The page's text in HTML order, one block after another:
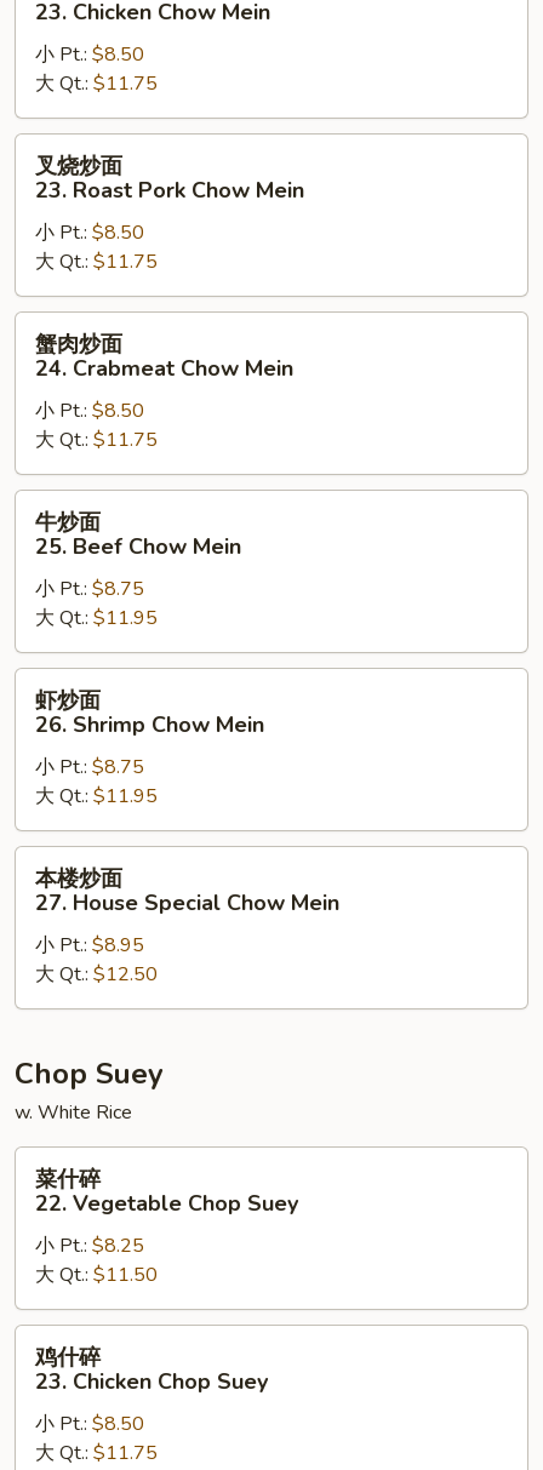
23.
Chicken
Chow
Mein
23. Chicken Chow Mein
小 Pt.: $8.50
大 Qt.: $11.75
23.
Roast
Pork
Chow
Mein
叉烧炒面
23. Roast Pork Chow Mein
小 Pt.: $8.50
大 Qt.: $11.75
24.
Crabmeat
Chow
Mein
蟹肉炒面
24. Crabmeat Chow Mein
小 Pt.: $8.50
大 Qt.: $11.75
25.
Beef
Chow
Mein
牛炒面
25. Beef Chow Mein
小 Pt.: $8.75
大 Qt.: $11.95
26.
Shrimp
Chow
Mein
虾炒面
26. Shrimp Chow Mein
小 Pt.: $8.75
大 Qt.: $11.95
27.
House
Chow
本楼炒面
27. House Special Chow Mein
小 Pt.: $8.95
大 Qt.: $12.50
Chop Suey
w. White Rice
22.
Vegetable
Chop
Suey
菜什碎
22. Vegetable Chop Suey
小 Pt.: $8.25
大 Qt.: $11.50
23.
Chicken
鸡什碎
23. Chicken Chop Suey
小 Pt.: $8.50
大 Qt.: $11.75